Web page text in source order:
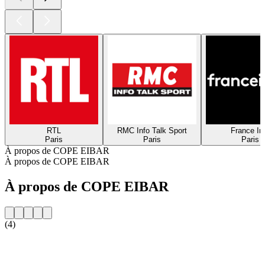
RTL
Paris
RMC Info Talk Sport
Paris
France
Paris
À propos de COPE EIBAR
À propos de COPE EIBAR
À propos de COPE EIBAR
(4)